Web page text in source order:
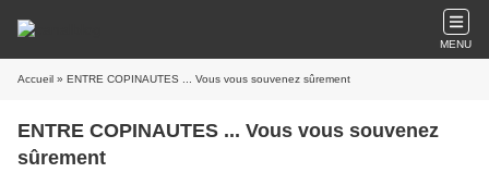
MENU
Accueil » ENTRE COPINAUTES ... Vous vous souvenez sûrement
ENTRE COPINAUTES ... Vous vous souvenez
sûrement